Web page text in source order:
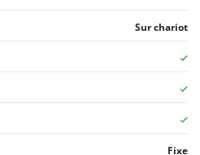
Sur chariot
Fixe